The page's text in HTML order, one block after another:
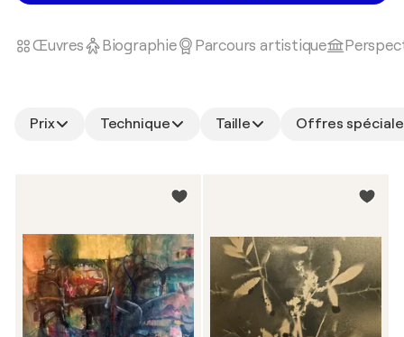
Œuvres Biographie Parcours artistique
Prix Technique Taille Offres